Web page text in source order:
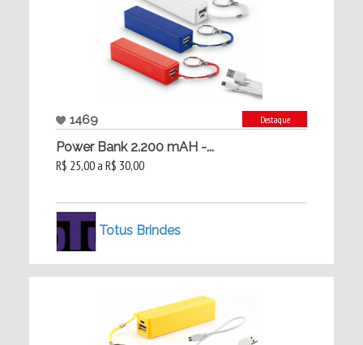
1469 Destaque
Power Bank 2.200 mAH -...
R$ 25,00 a R$ 30,00
Totus Brindes